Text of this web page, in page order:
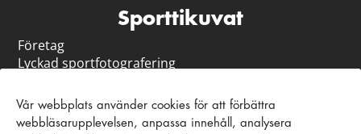
Vår webbplats använder cookies för att förbättra
webbläsarupplevelsen, anpassa innehåll, analysera
Sporttikuvat
Företag
Lyckad sportfotografering
Kundtjänst och instruktioner